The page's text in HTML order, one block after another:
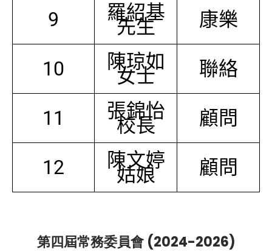
9 羅紹基
先生 康樂
10 陳琼如
女士 聯絡
11 張錦怡
校長 顧問
12 陳文婷
姑娘 顧問
第四屆常務委員會 (2024-2026)